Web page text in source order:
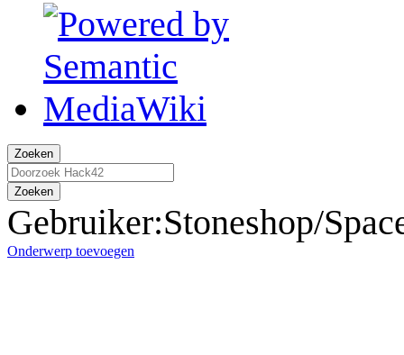
Zoeken
Zoeken
Gebruiker:Stoneshop/
Onderwerp toevoegen